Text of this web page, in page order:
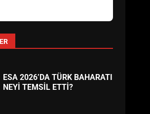
HAREKETE GEÇİYOR: GÖZLER
ESA 2026’DA TÜRK BAHARATI
NEYİ TEMSİL ETTİ?